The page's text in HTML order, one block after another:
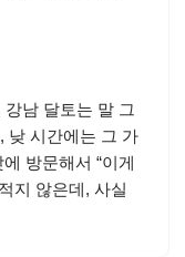
남 달토는 말 그
낮 시간에는 그 가
방문해서 “이게
지 않은데, 사실